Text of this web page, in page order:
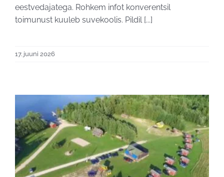
eestvedajatega. Rohkem infot konverentsil
toimunust kuuleb suvekoolis. Pildil [...]
17. juuni 2026